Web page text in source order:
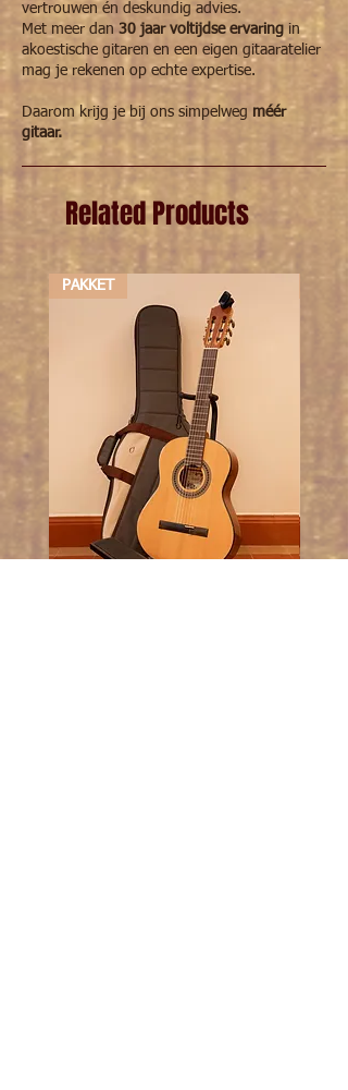
vertrouwen én deskundig advies.
Met meer dan 30 jaar voltijdse ervaring in
akoestische gitaren en een eigen gitaaratelier
mag je rekenen op echte expertise.
Daarom krijg je bij ons simpelweg méér
gitaar.
Related Products
PAKKET